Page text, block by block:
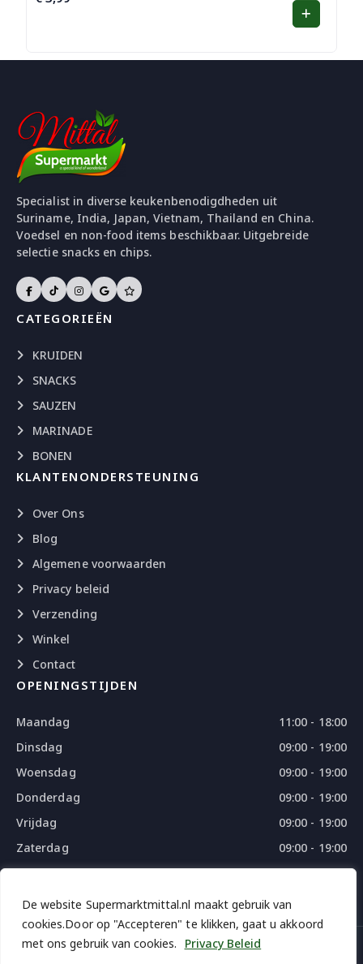
De website Supermarktmittal.nl maakt gebruik van
cookies.Door op "Accepteren" te klikken, gaat u akkoord
met ons gebruik van cookies.
Privacy Beleid
Specialist in diverse keukenbenodigdheden uit
Suriname, India, Japan, Vietnam, Thailand en China.
Voedsel en non-food items beschikbaar. Uitgebreide
selectie snacks en chips.
CATEGORIEËN
KRUIDEN
SNACKS
SAUZEN
MARINADE
BONEN
KLANTENONDERSTEUNING
Over Ons
Blog
Algemene voorwaarden
Privacy beleid
Verzending
Winkel
Contact
OPENINGSTIJDEN
Maandag
11:00 - 18:00
Dinsdag
09:00 - 19:00
Woensdag
09:00 - 19:00
Donderdag
09:00 - 19:00
Vrijdag
09:00 - 19:00
Zaterdag
09:00 - 19:00
Zondag
09:00 - 18:00
© 2026 SUPERMARKTMITTAL - ALL RIGHTS RESERVED